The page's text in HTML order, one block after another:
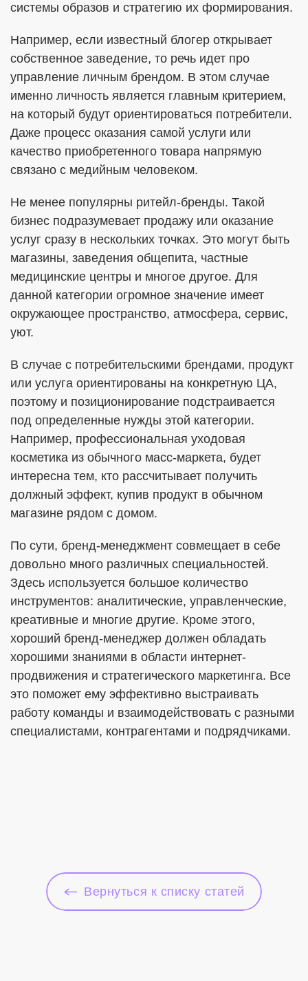
системы образов и стратегию их формирования.
Например, если известный блогер открывает
собственное заведение, то речь идет про
управление личным брендом. В этом случае
именно личность является главным критерием,
на который будут ориентироваться потребители.
Даже процесс оказания самой услуги или
качество приобретенного товара напрямую
связано с медийным человеком.
Не менее популярны ритейл-бренды. Такой
бизнес подразумевает продажу или оказание
услуг сразу в нескольких точках. Это могут быть
магазины, заведения общепита, частные
медицинские центры и многое другое. Для
данной категории огромное значение имеет
окружающее пространство, атмосфера, сервис,
уют.
В случае с потребительскими брендами, продукт
или услуга ориентированы на конкретную ЦА,
поэтому и позиционирование подстраивается
под определенные нужды этой категории.
Например, профессиональная уходовая
косметика из обычного масс-маркета, будет
интересна тем, кто рассчитывает получить
должный эффект, купив продукт в обычном
магазине рядом с домом.
По сути, бренд-менеджмент совмещает в себе
довольно много различных специальностей.
Здесь используется большое количество
инструментов: аналитические, управленческие,
креативные и многие другие. Кроме этого,
хороший бренд-менеджер должен обладать
хорошими знаниями в области интернет-
продвижения и стратегического маркетинга. Все
это поможет ему эффективно выстраивать
работу команды и взаимодействовать с разными
специалистами, контрагентами и подрядчиками.
Вернуться к списку статей